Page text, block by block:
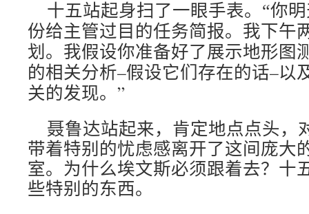
十五站起身扫了一眼手表。“你
份给主管过目的任务简报。我下午
划。我假设你准备好了展示地形图
的相关分析–假设它们存在的话–以
关的发现。”
聂鲁达站起来，肯定地点点头，
带着特别的忧虑感离开了这间庞大
室。为什么埃文斯必须跟着去？十
些特别的东西。